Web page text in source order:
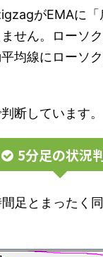
がEMAに
せん。ローソ
均線にローソ
断しています。
5分足の状況
足とまったく